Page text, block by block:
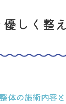
しく整
体の施術内容